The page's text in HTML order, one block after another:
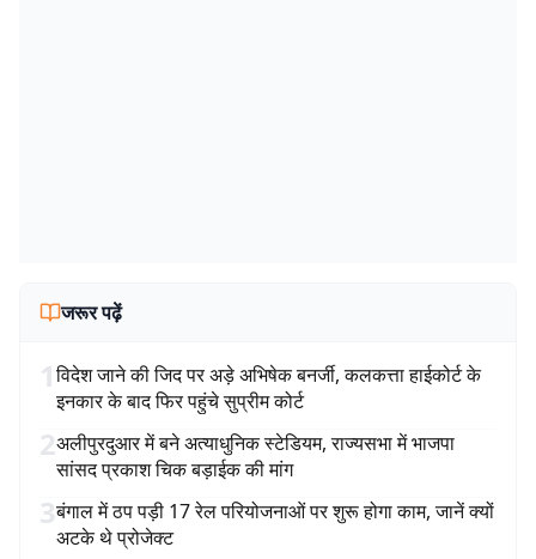
जरूर पढ़ें
1विदेश जाने की जिद पर अड़े अभिषेक बनर्जी, कलकत्ता हाईकोर्ट के
इनकार के बाद फिर पहुंचे सुप्रीम कोर्ट
2अलीपुरदुआर में बने अत्याधुनिक स्टेडियम, राज्यसभा में भाजपा
सांसद प्रकाश चिक बड़ाईक की मांग
3बंगाल में ठप पड़ी 17 रेल परियोजनाओं पर शुरू होगा काम, जानें क्यों
अटके थे प्रोजेक्ट